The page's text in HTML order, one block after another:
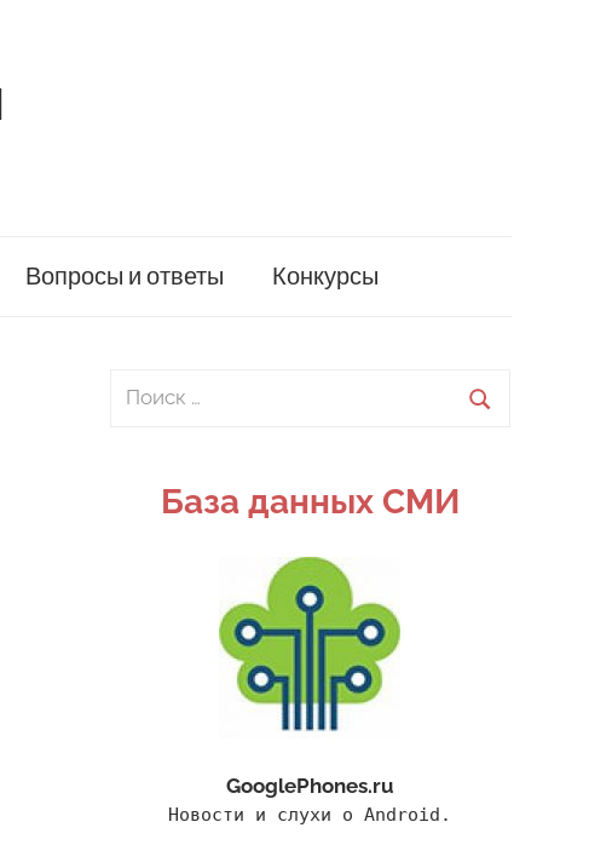
Вопросы и ответы Конкурсы
Поиск
База данных СМИ
GooglePhones.ru
Новости и слухи о Android.